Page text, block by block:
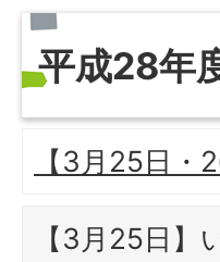
平成28年
【3月25日・
【3月25日